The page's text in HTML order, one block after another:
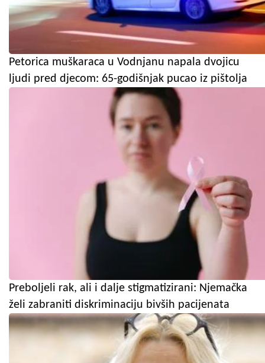
Petorica muškaraca u Vodnjanu napala dvojicu
ljudi pred djecom: 65-godišnjak pucao iz pištolja
Preboljeli rak, ali i dalje stigmatizirani: Njemačka
želi zabraniti diskriminaciju bivših pacijenata